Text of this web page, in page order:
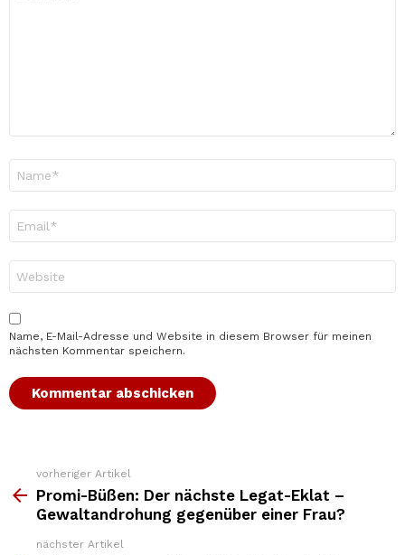
Mail-
Adresse
*
Name, E-Mail-Adresse und Website in diesem Browser für meinen
nächsten Kommentar speichern.
Weitere
Top
News
vorheriger Artikel
Promi-Büßen: Der nächste Legat-Eklat –
Gewaltandrohung gegenüber einer Frau?
nächster Artikel